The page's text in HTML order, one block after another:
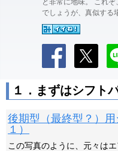
と非常に地味。 これ
でしょうが、真似する
１．まずはシフト
後期型（最終型？）
１）
この写真のように、元々は